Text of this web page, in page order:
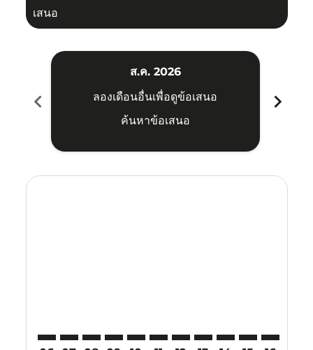
เสนอ
chevron_left
ส.ค. 2026
ลองเดือนอื่นเพื่อดูข้อเสนอ
ค้นหาข้อเสนอ
chevron_right